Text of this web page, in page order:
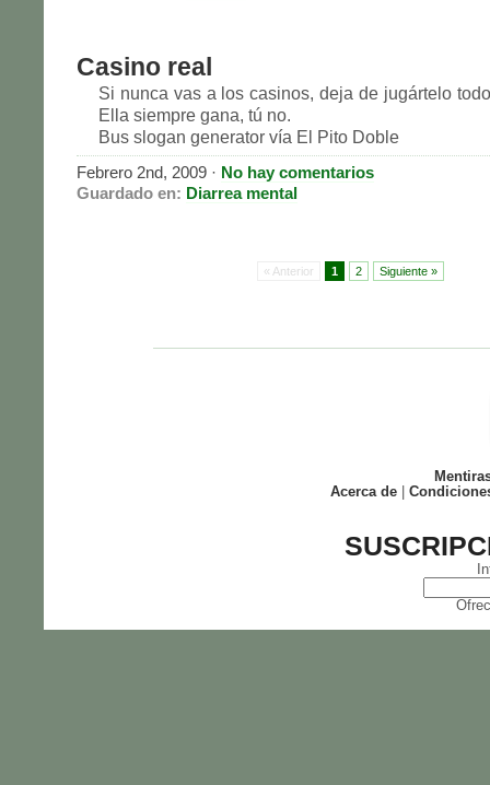
Casino real
Si nunca vas a los casinos, deja de jugártelo
Ella siempre gana, tú no.
Bus slogan generator vía El Pito Doble
Febrero 2nd, 2009 · No hay comentarios
Guardado en: Diarrea mental
« Anterior 1 2 Siguiente »
Acerca de